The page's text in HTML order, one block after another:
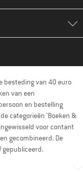
besteding van 40 euro
van een
en bestelling
categorieën 'Boeken &
voor contant
gecombineerd. De
gepubliceerd.